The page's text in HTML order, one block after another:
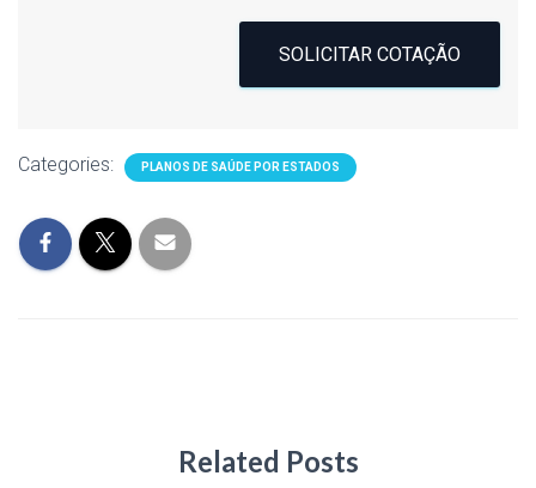
SOLICITAR COTAÇÃO
Categories: PLANOS DE SAÚDE POR ESTADOS
Related Posts